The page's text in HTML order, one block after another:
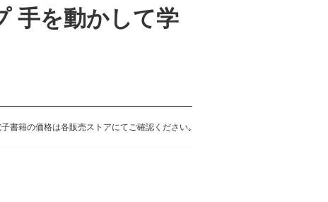
手を動かして学
書籍の価格は各販売ストアにてご確認ください｡